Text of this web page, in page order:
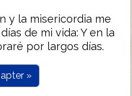
y la misericordia me
de mi vida: Y en la
por largos días.
»